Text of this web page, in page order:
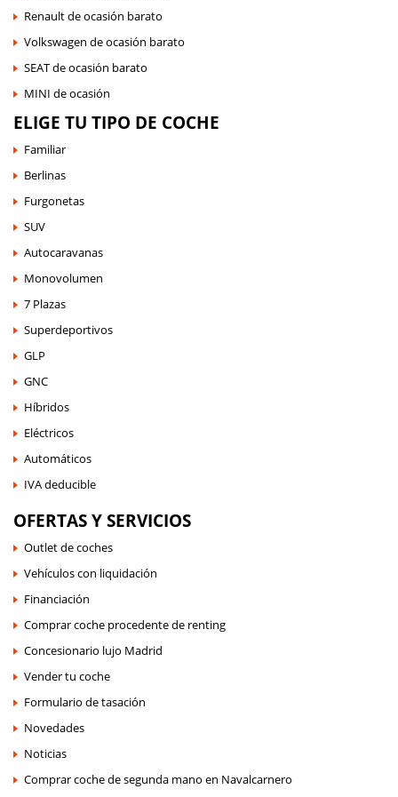
Renault de ocasión barato
Volkswagen de ocasión barato
SEAT de ocasión barato
MINI de ocasión
ELIGE TU TIPO DE COCHE
Familiar
Berlinas
Furgonetas
SUV
Autocaravanas
Monovolumen
7 Plazas
Superdeportivos
GLP
GNC
Híbridos
Eléctricos
Automáticos
IVA deducible
OFERTAS Y SERVICIOS
Outlet de coches
Vehículos con liquidación
Financiación
Comprar coche procedente de renting
Concesionario lujo Madrid
Vender tu coche
Formulario de tasación
Novedades
Noticias
Comprar coche de segunda mano en Navalcarnero